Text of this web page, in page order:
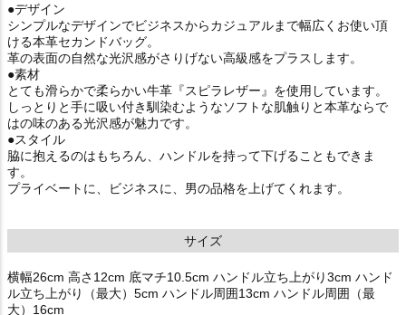
●デザイン
シンプルなデザインでビジネスからカジュアルまで幅広くお使い頂
ける本革セカンドバッグ。
革の表面の自然な光沢感がさりげない高級感をプラスします。
●素材
とても滑らかで柔らかい牛革『スピラレザー』を使用しています。
しっとりと手に吸い付き馴染むようなソフトな肌触りと本革ならで
はの味のある光沢感が魅力です。
●スタイル
脇に抱えるのはもちろん、ハンドルを持って下げることもできま
す。
プライベートに、ビジネスに、男の品格を上げてくれます。
サイズ
横幅26cm 高さ12cm 底マチ10.5cm ハンドル立ち上がり3cm ハンド
ル立ち上がり（最大）5cm ハンドル周囲13cm ハンドル周囲（最
大）16cm